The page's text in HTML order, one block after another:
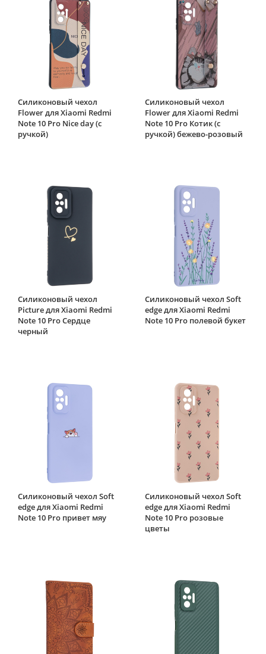
Силиконовый чехол
Flower для Xiaomi Redmi
Note 10 Pro Nice day (с
ручкой)
Силиконовый чехол
Flower для Xiaomi Redmi
Note 10 Pro Котик (с
ручкой) бежево-розовый
Силиконовый чехол
Picture для Xiaomi Redmi
Note 10 Pro Сердце
черный
Силиконовый чехол Soft
edge для Xiaomi Redmi
Note 10 Pro полевой букет
Силиконовый чехол Soft
edge для Xiaomi Redmi
Note 10 Pro привет мяу
Силиконовый чехол Soft
edge для Xiaomi Redmi
Note 10 Pro розовые
цветы